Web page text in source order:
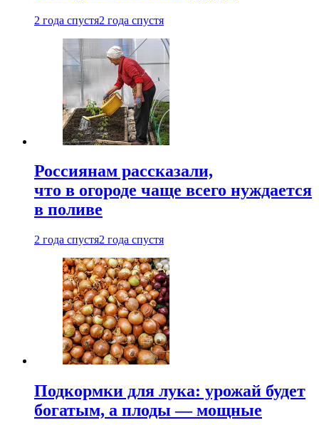
2 года спустя2 года спустя
Россиянам рассказали,
что в огороде чаще всего нуждается
в поливе
2 года спустя2 года спустя
Подкормки для лука: урожай будет
богатым, а плоды — мощные